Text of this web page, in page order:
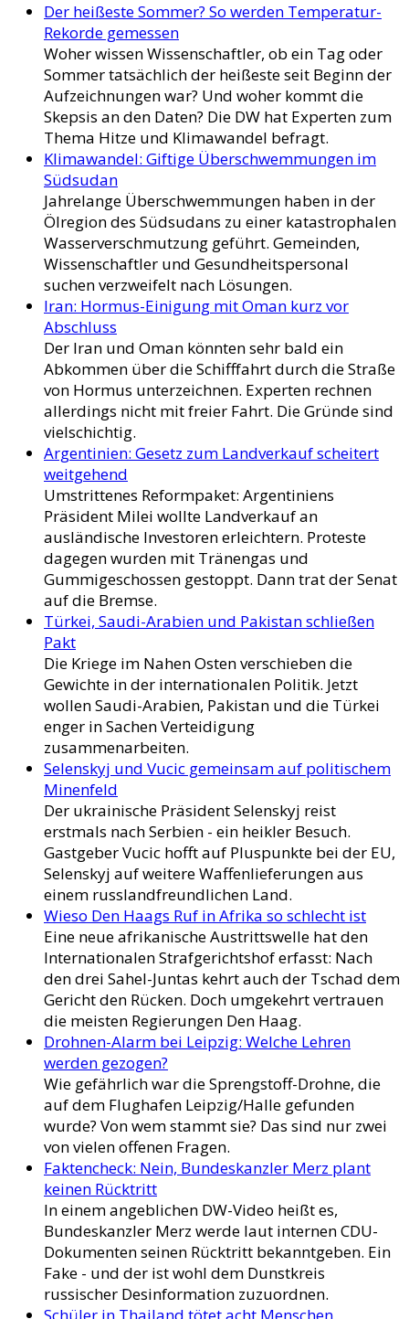
Der heißeste Sommer? So werden Temperatur-
Rekorde gemessen
Woher wissen Wissenschaftler, ob ein Tag oder
Sommer tatsächlich der heißeste seit Beginn der
Aufzeichnungen war? Und woher kommt die
Skepsis an den Daten? Die DW hat Experten zum
Thema Hitze und Klimawandel befragt.
Klimawandel: Giftige Überschwemmungen im
Südsudan
Jahrelange Überschwemmungen haben in der
Ölregion des Südsudans zu einer katastrophalen
Wasserverschmutzung geführt. Gemeinden,
Wissenschaftler und Gesundheitspersonal
suchen verzweifelt nach Lösungen.
Iran: Hormus-Einigung mit Oman kurz vor
Abschluss
Der Iran und Oman könnten sehr bald ein
Abkommen über die Schifffahrt durch die Straße
von Hormus unterzeichnen. Experten rechnen
allerdings nicht mit freier Fahrt. Die Gründe sind
vielschichtig.
Argentinien: Gesetz zum Landverkauf scheitert
weitgehend
Umstrittenes Reformpaket: Argentiniens
Präsident Milei wollte Landverkauf an
ausländische Investoren erleichtern. Proteste
dagegen wurden mit Tränengas und
Gummigeschossen gestoppt. Dann trat der Senat
auf die Bremse.
Türkei, Saudi-Arabien und Pakistan schließen
Pakt
Die Kriege im Nahen Osten verschieben die
Gewichte in der internationalen Politik. Jetzt
wollen Saudi-Arabien, Pakistan und die Türkei
enger in Sachen Verteidigung
zusammenarbeiten.
Selenskyj und Vucic gemeinsam auf politischem
Minenfeld
Der ukrainische Präsident Selenskyj reist
erstmals nach Serbien - ein heikler Besuch.
Gastgeber Vucic hofft auf Pluspunkte bei der EU,
Selenskyj auf weitere Waffenlieferungen aus
einem russlandfreundlichen Land.
Wieso Den Haags Ruf in Afrika so schlecht ist
Eine neue afrikanische Austrittswelle hat den
Internationalen Strafgerichtshof erfasst: Nach
den drei Sahel-Juntas kehrt auch der Tschad dem
Gericht den Rücken. Doch umgekehrt vertrauen
die meisten Regierungen Den Haag.
Drohnen-Alarm bei Leipzig: Welche Lehren
werden gezogen?
Wie gefährlich war die Sprengstoff-Drohne, die
auf dem Flughafen Leipzig/Halle gefunden
wurde? Von wem stammt sie? Das sind nur zwei
von vielen offenen Fragen.
Faktencheck: Nein, Bundeskanzler Merz plant
keinen Rücktritt
In einem angeblichen DW-Video heißt es,
Bundeskanzler Merz werde laut internen CDU-
Dokumenten seinen Rücktritt bekanntgeben. Ein
Fake - und der ist wohl dem Dunstkreis
russischer Desinformation zuzuordnen.